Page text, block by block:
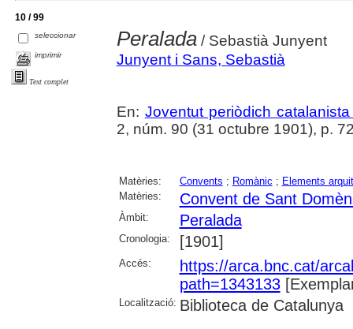
10 / 99
seleccionar
imprimir
Text complet
Peralada/ Sebastià Junyent
Junyent i Sans, Sebastià
En: Joventut periòdich
2, núm. 90 (31 octubre 1901), p.
Matèries: Convents ; Romànic ; Elements
Matèries:
Convent de Sant
Àmbit: Peralada
Cronologia: [1901]
Accés:
https://arca.bnc.cat/
path=1343133
Localització: Biblioteca de Catalunya